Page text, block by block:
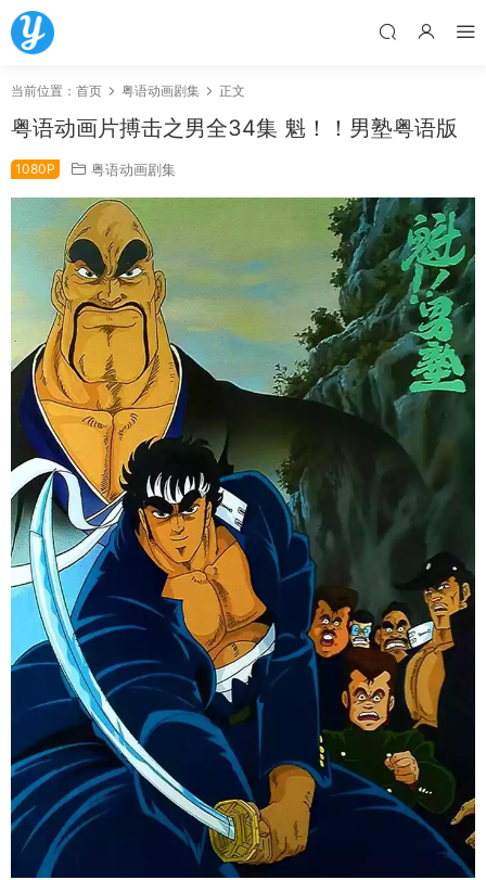
当前位置： 首页 粤语动画剧集 正文
粤语动画片搏击之男全34集 魁！！男塾粤语版
1080P 粤语动画剧集